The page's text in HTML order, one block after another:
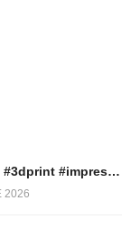
#3dgeekshow #3dprinting #3dprint #impressão3d #copadomundo
2026